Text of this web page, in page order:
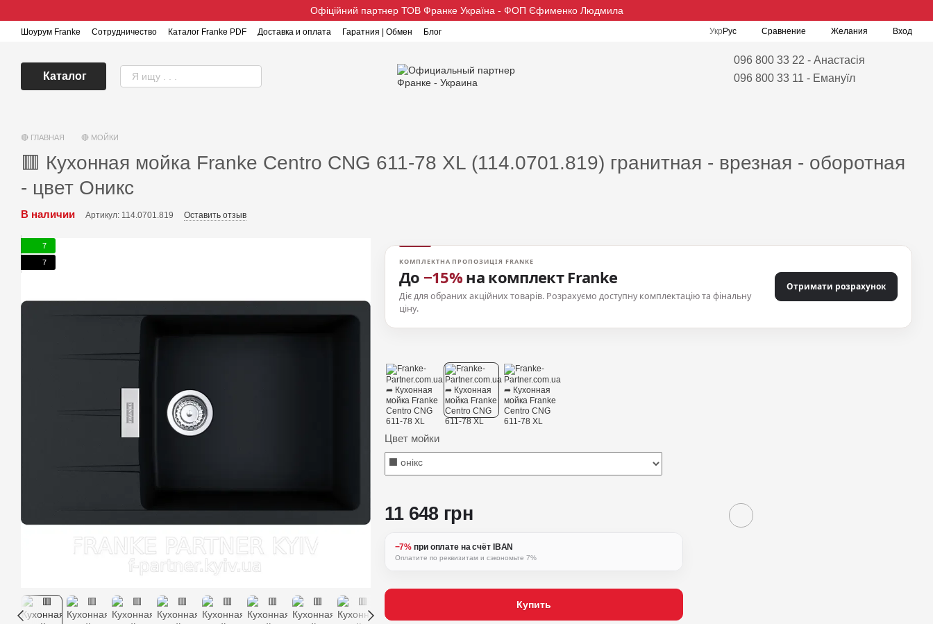
Офіційний партнер ТОВ Франке Україна - ФОП Єфименко Людмила
Шоурум Franke Сотрудничество Каталог Franke PDF Доставка и оплата Гаратния | Обмен Блог Укр Рус Сравнение Желания Вход
Каталог
096 800 33 22 - Анастасія
096 800 33 11 - Емануїл
🔴 ГЛАВНАЯ 🔴 МОЙКИ
🟥 Кухонная мойка Franke Centro CNG 611-78 XL (114.0701.819) гранитная - врезная - оборотная
- цвет Оникс
В наличии Артикул: 114.0701.819 Оставить отзыв
7
7
КОМПЛЕКТНА ПРОПОЗИЦІЯ FRANKE
До −15% на комплект Franke
Діє для обраних акційних товарів. Розрахуємо доступну комплектацію та фінальну
ціну.
Отримати розрахунок
Цвет мойки
11 648 грн
−7% при оплате на счёт IBAN
Оплатите по реквизитам и сэкономьте 7%
Купить